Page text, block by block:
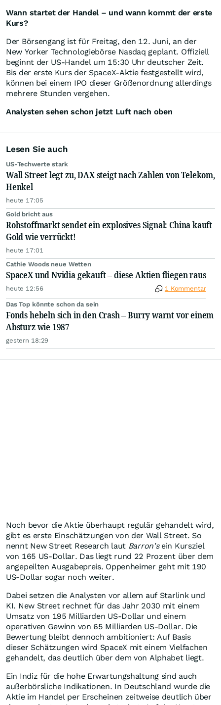
Wann startet der Handel – und wann kommt der erste
Kurs?
Der Börsengang ist für Freitag, den 12. Juni, an der
New Yorker Technologiebörse Nasdaq geplant. Offiziell
beginnt der US-Handel um 15:30 Uhr deutscher Zeit.
Bis der erste Kurs der SpaceX-Aktie festgestellt wird,
können bei einem IPO dieser Größenordnung allerdings
mehrere Stunden vergehen.
Analysten sehen schon jetzt Luft nach oben
Lesen Sie auch
US-Techwerte stark
Wall Street legt zu, DAX steigt nach Zahlen von Telekom,
Henkel
heute 17:05
Gold bricht aus
Rohstoffmarkt sendet ein explosives Signal: China kauft
Gold wie verrückt!
heute 17:01
Cathie Woods neue Wetten
SpaceX und Nvidia gekauft – diese Aktien fliegen raus
heute 12:56 1 Kommentar
Das Top könnte schon da sein
Fonds hebeln sich in den Crash – Burry warnt vor einem
Absturz wie 1987
gestern 18:29
Noch bevor die Aktie überhaupt regulär gehandelt wird,
gibt es erste Einschätzungen von der Wall Street. So
nennt New Street Research laut Barron'sein Kursziel
von 165 US-Dollar. Das liegt rund 22 Prozent über dem
angepeilten Ausgabepreis. Oppenheimer geht mit 190
US-Dollar sogar noch weiter.
Dabei setzen die Analysten vor allem auf Starlink und
KI. New Street rechnet für das Jahr 2030 mit einem
Umsatz von 195 Milliarden US-Dollar und einem
operativen Gewinn von 65 Milliarden US-Dollar. Die
Bewertung bleibt dennoch ambitioniert: Auf Basis
dieser Schätzungen wird SpaceX mit einem Vielfachen
gehandelt, das deutlich über dem von Alphabet liegt.
Ein Indiz für die hohe Erwartungshaltung sind auch
außerbörsliche Indikationen. In Deutschland wurde die
Aktie im Handel per Erscheinen zeitweise deutlich über